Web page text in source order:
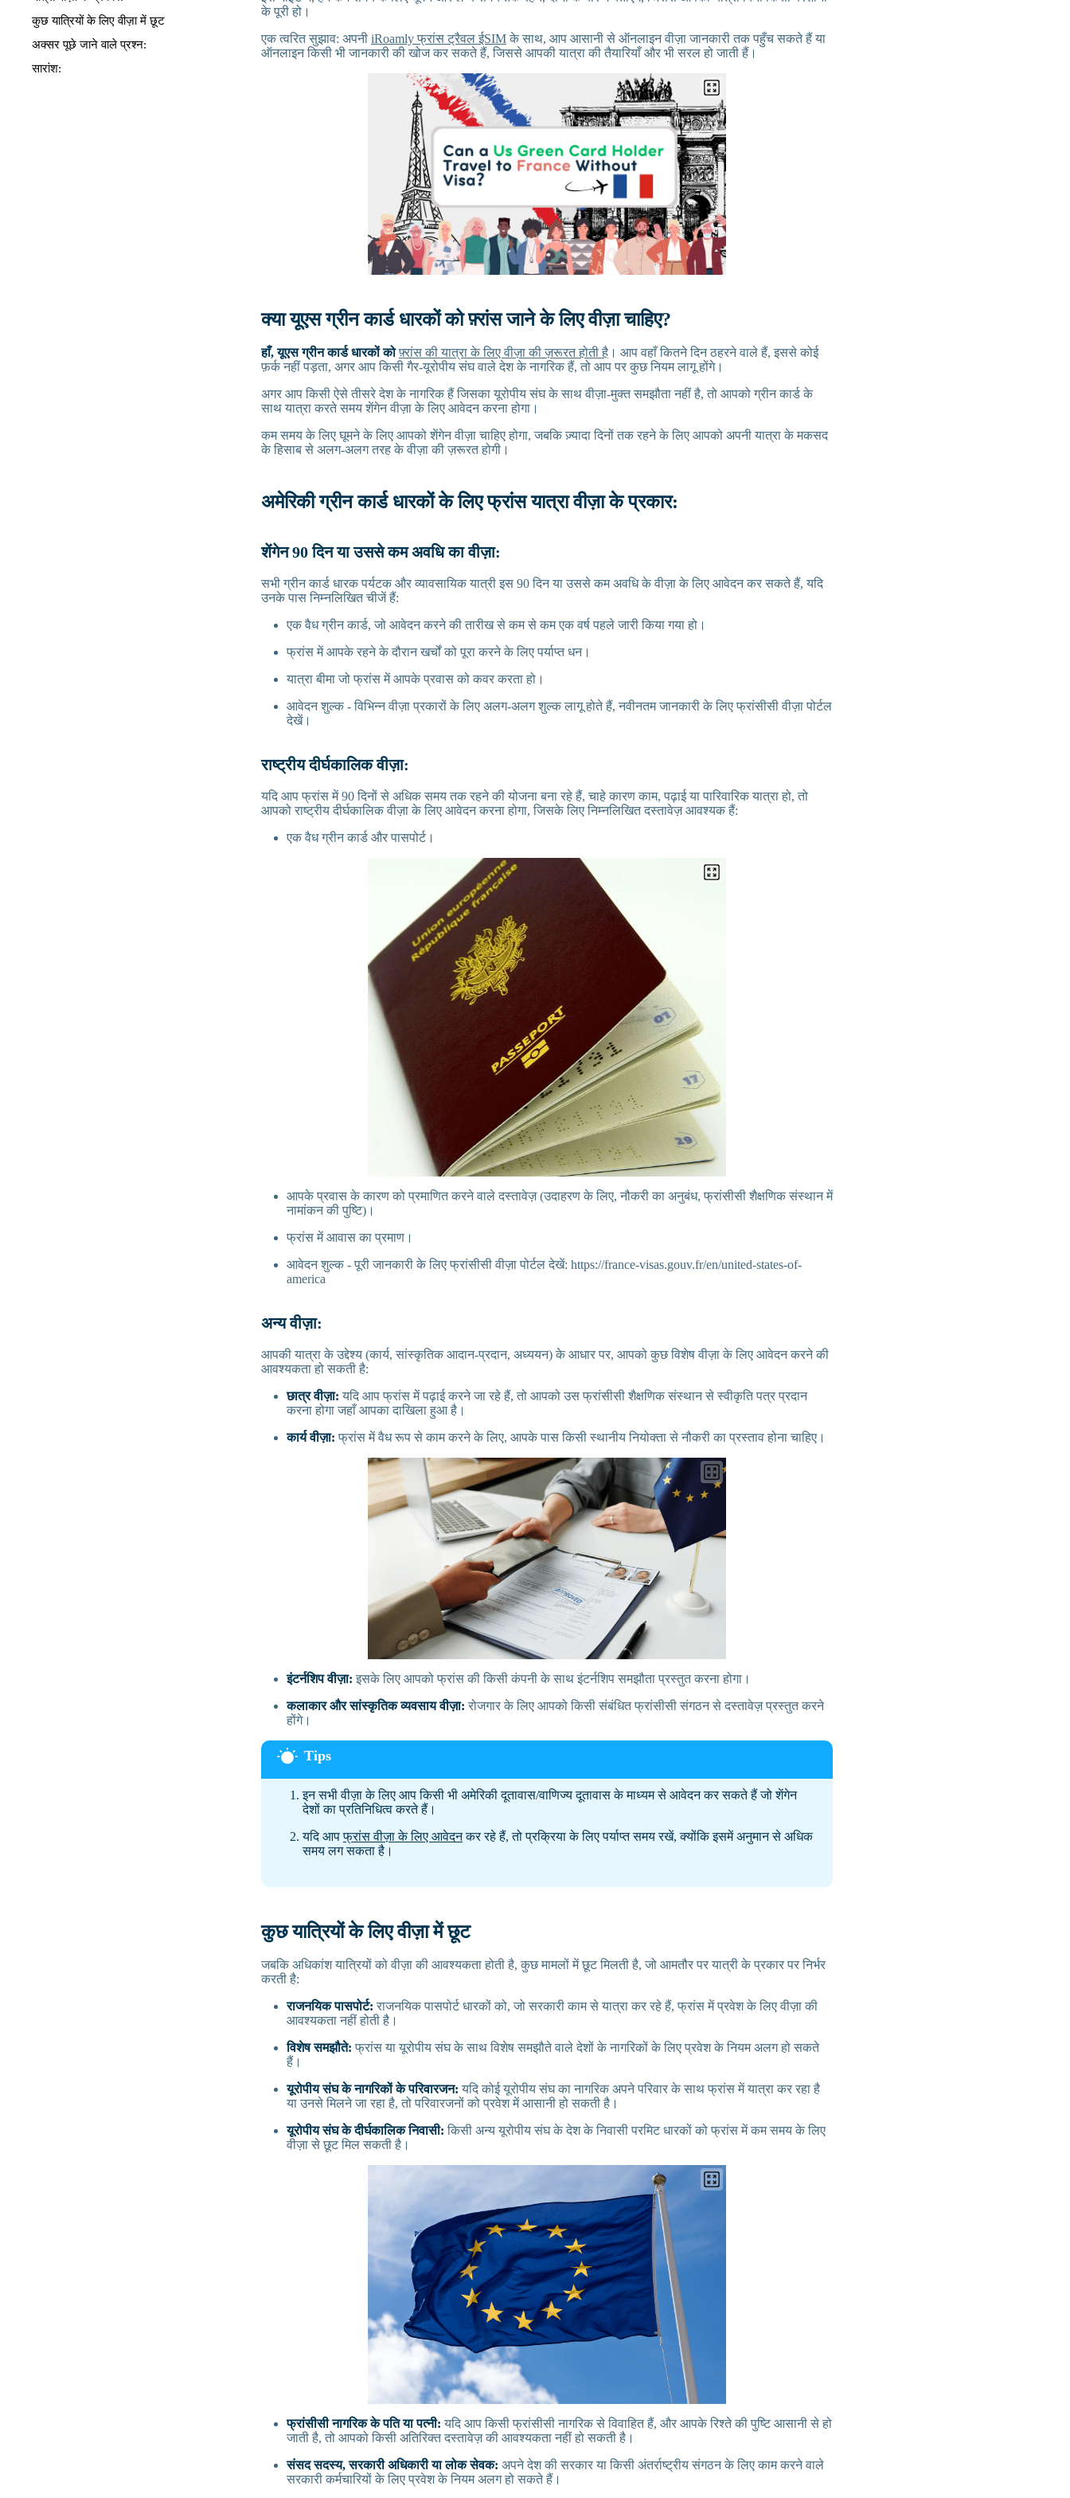
कुछ यात्रियों के लिए वीज़ा में छूट
अक्सर पूछे जाने वाले प्रश्न:
सारांश:
के पूरी हो।
एक त्वरित सुझाव: अपनी iRoamly फ्रांस ट्रैवल ईSIMके साथ, आप आसानी से ऑनलाइन वीज़ा जानकारी तक पहुँच सकते हैं या
ऑनलाइन किसी भी जानकारी की खोज कर सकते हैं, जिससे आपकी यात्रा की तैयारियाँ और भी सरल हो जाती हैं।
क्या यूएस ग्रीन कार्ड धारकों को फ़्रांस जाने के लिए वीज़ा चाहिए?
हाँ, यूएस ग्रीन कार्ड धारकों कोफ़्रांस की यात्रा के लिए वीज़ा की ज़रूरत होती है । आप वहाँ कितने दिन ठहरने वाले हैं, इससे कोई
फ़र्क नहीं पड़ता, अगर आप किसी गैर-यूरोपीय संघ वाले देश के नागरिक हैं, तो आप पर कुछ नियम लागू होंगे।
अगर आप किसी ऐसे तीसरे देश के नागरिक हैं जिसका यूरोपीय संघ के साथ वीज़ा-मुक्त समझौता नहीं है, तो आपको ग्रीन कार्ड के
साथ यात्रा करते समय शेंगेन वीज़ा के लिए आवेदन करना होगा।
कम समय के लिए घूमने के लिए आपको शेंगेन वीज़ा चाहिए होगा, जबकि ज़्यादा दिनों तक रहने के लिए आपको अपनी यात्रा के मकसद
के हिसाब से अलग-अलग तरह के वीज़ा की ज़रूरत होगी।
अमेरिकी ग्रीन कार्ड धारकों के लिए फ्रांस यात्रा वीज़ा के प्रकार:
शेंगेन 90 दिन या उससे कम अवधि का वीज़ा:
सभी ग्रीन कार्ड धारक पर्यटक और व्यावसायिक यात्री इस 90 दिन या उससे कम अवधि के वीज़ा के लिए आवेदन कर सकते हैं, यदि
उनके पास निम्नलिखित चीजें हैं:
एक वैध ग्रीन कार्ड, जो आवेदन करने की तारीख से कम से कम एक वर्ष पहले जारी किया गया हो।
फ्रांस में आपके रहने के दौरान खर्चों को पूरा करने के लिए पर्याप्त धन।
यात्रा बीमा जो फ्रांस में आपके प्रवास को कवर करता हो।
आवेदन शुल्क - विभिन्न वीज़ा प्रकारों के लिए अलग-अलग शुल्क लागू होते हैं, नवीनतम जानकारी के लिए फ्रांसीसी वीज़ा पोर्टल
देखें।
राष्ट्रीय दीर्घकालिक वीज़ा:
यदि आप फ्रांस में 90 दिनों से अधिक समय तक रहने की योजना बना रहे हैं, चाहे कारण काम, पढ़ाई या पारिवारिक यात्रा हो, तो
आपको राष्ट्रीय दीर्घकालिक वीज़ा के लिए आवेदन करना होगा, जिसके लिए निम्नलिखित दस्तावेज़ आवश्यक हैं:
एक वैध ग्रीन कार्ड और पासपोर्ट।
आपके प्रवास के कारण को प्रमाणित करने वाले दस्तावेज़ (उदाहरण के लिए, नौकरी का अनुबंध, फ्रांसीसी शैक्षणिक संस्थान में
नामांकन की पुष्टि)।
फ्रांस में आवास का प्रमाण।
आवेदन शुल्क - पूरी जानकारी के लिए फ्रांसीसी वीज़ा पोर्टल देखें: https://france-visas.gouv.fr/en/united-states-of-
america
अन्य वीज़ा:
आपकी यात्रा के उद्देश्य (कार्य, सांस्कृतिक आदान-प्रदान, अध्ययन) के आधार पर, आपको कुछ विशेष वीज़ा के लिए आवेदन करने की
आवश्यकता हो सकती है:
छात्र वीज़ा: यदि आप फ्रांस में पढ़ाई करने जा रहे हैं, तो आपको उस फ्रांसीसी शैक्षणिक संस्थान से स्वीकृति पत्र प्रदान
करना होगा जहाँ आपका दाखिला हुआ है।
कार्य वीज़ा: फ्रांस में वैध रूप से काम करने के लिए, आपके पास किसी स्थानीय नियोक्ता से नौकरी का प्रस्ताव होना चाहिए।
इंटर्नशिप वीज़ा: इसके लिए आपको फ्रांस की किसी कंपनी के साथ इंटर्नशिप समझौता प्रस्तुत करना होगा।
कलाकार और सांस्कृतिक व्यवसाय वीज़ा: रोजगार के लिए आपको किसी संबंधित फ्रांसीसी संगठन से दस्तावेज़ प्रस्तुत करने
होंगे।
इन सभी वीज़ा के लिए आप किसी भी अमेरिकी दूतावास/वाणिज्य दूतावास के माध्यम से आवेदन कर सकते हैं जो शेंगेन
देशों का प्रतिनिधित्व करते हैं।
यदि आपफ्रांस वीज़ा के लिए आवेदनकर रहे हैं, तो प्रक्रिया के लिए पर्याप्त समय रखें, क्योंकि इसमें अनुमान से अधिक
समय लग सकता है।
कुछ यात्रियों के लिए वीज़ा में छूट
जबकि अधिकांश यात्रियों को वीज़ा की आवश्यकता होती है, कुछ मामलों में छूट मिलती है, जो आमतौर पर यात्री के प्रकार पर निर्भर
करती है:
राजनयिक पासपोर्ट:राजनयिक पासपोर्ट धारकों को, जो सरकारी काम से यात्रा कर रहे हैं, फ्रांस में प्रवेश के लिए वीज़ा की
आवश्यकता नहीं होती है।
विशेष समझौते: फ्रांस या यूरोपीय संघ के साथ विशेष समझौते वाले देशों के नागरिकों के लिए प्रवेश के नियम अलग हो सकते
हैं।
यूरोपीय संघ के नागरिकों के परिवारजन:यदि कोई यूरोपीय संघ का नागरिक अपने परिवार के साथ फ्रांस में यात्रा कर रहा है
या उनसे मिलने जा रहा है, तो परिवारजनों को प्रवेश में आसानी हो सकती है।
यूरोपीय संघ के दीर्घकालिक निवासी:किसी अन्य यूरोपीय संघ के देश के निवासी परमिट धारकों को फ्रांस में कम समय के लिए
वीज़ा से छूट मिल सकती है।
फ्रांसीसी नागरिक के पति या पत्नी: यदि आप किसी फ्रांसीसी नागरिक से विवाहित हैं, और आपके रिश्ते की पुष्टि आसानी से हो
जाती है, तो आपको किसी अतिरिक्त दस्तावेज़ की आवश्यकता नहीं हो सकती है।
संसद सदस्य, सरकारी अधिकारी या लोक सेवक: अपने देश की सरकार या किसी अंतर्राष्ट्रीय संगठन के लिए काम करने वाले
सरकारी कर्मचारियों के लिए प्रवेश के नियम अलग हो सकते हैं।